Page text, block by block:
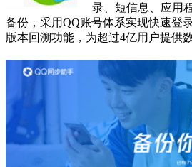
录、短信息、应用
备份，采用QQ账号体系实现快速登
版本回溯功能，为超过4亿用户提供